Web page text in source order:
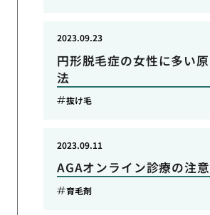
円形脱毛症の女性に多い
法
2023.09.23
抜け毛
AGAオンライン診療の注
2023.09.11
育毛剤